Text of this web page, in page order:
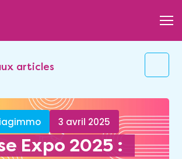
articles
3 avril 2025